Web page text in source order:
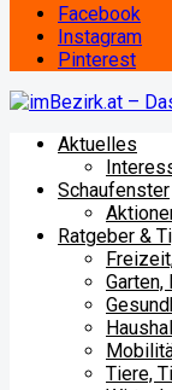
Facebook
Instagram
Pinterest
Aktuelles
Schaufenster
Ratgeber &
Garten,
Tiere,